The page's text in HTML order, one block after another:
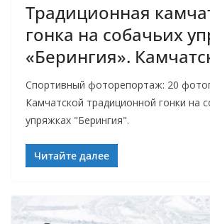
Традиционная
гонка на собачьих
«Берингия».
Спортивный фоторепортаж: 20
Камчатской традиционной гонки на
упряжках "Берингия".
Читайте далее